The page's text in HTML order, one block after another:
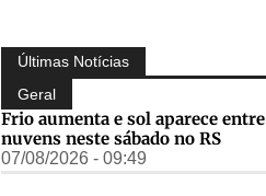
Últimas Notícias
Geral
Frio aumenta e sol aparece entre
nuvens neste sábado no RS
07/08/2026 - 09:49